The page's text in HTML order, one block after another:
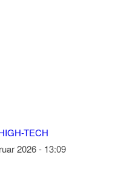
TECH
2026 - 13:09